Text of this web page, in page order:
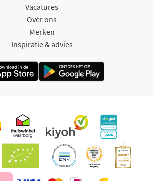
Vacatures
Over ons
Merken
Inspiratie & advies